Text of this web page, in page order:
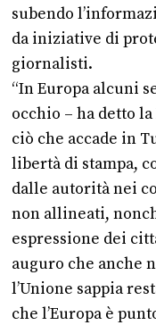
subendo
da iniziative di
giornalisti.
“In Europa alcuni
occhio – ha detto
ciò che accade in
libertà di stampa,
dalle autorità nei
non allineati,
espressione dei
auguro che anche
l’Unione sappia
che l’Europa è